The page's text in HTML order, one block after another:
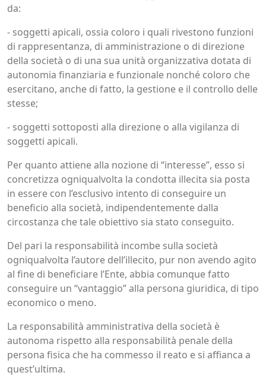
da:
- soggetti apicali, ossia coloro i quali rivestono funzioni
di rappresentanza, di amministrazione o di direzione
della società o di una sua unità organizzativa dotata di
autonomia finanziaria e funzionale nonché coloro che
esercitano, anche di fatto, la gestione e il controllo delle
stesse;
- soggetti sottoposti alla direzione o alla vigilanza di
soggetti apicali.
Per quanto attiene alla nozione di “interesse”, esso si
concretizza ogniqualvolta la condotta illecita sia posta
in essere con l’esclusivo intento di conseguire un
beneficio alla società, indipendentemente dalla
circostanza che tale obiettivo sia stato conseguito.
Del pari la responsabilità incombe sulla società
ogniqualvolta l’autore dell’illecito, pur non avendo agito
al fine di beneficiare l’Ente, abbia comunque fatto
conseguire un “vantaggio” alla persona giuridica, di tipo
economico o meno.
La responsabilità amministrativa della società è
autonoma rispetto alla responsabilità penale della
persona fisica che ha commesso il reato e si affianca a
quest’ultima.